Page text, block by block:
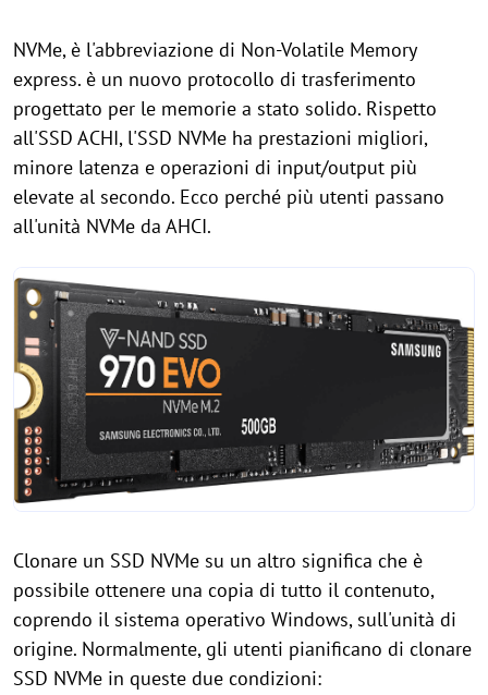
NVMe, è l'abbreviazione di Non-Volatile Memory
express. è un nuovo protocollo di trasferimento
progettato per le memorie a stato solido. Rispetto
all'SSD ACHI, l'SSD NVMe ha prestazioni migliori,
minore latenza e operazioni di input/output più
elevate al secondo. Ecco perché più utenti passano
all'unità NVMe da AHCI.
Clonare un SSD NVMe su un altro significa che è
possibile ottenere una copia di tutto il contenuto,
coprendo il sistema operativo Windows, sull'unità di
origine. Normalmente, gli utenti pianificano di clonare
SSD NVMe in queste due condizioni: